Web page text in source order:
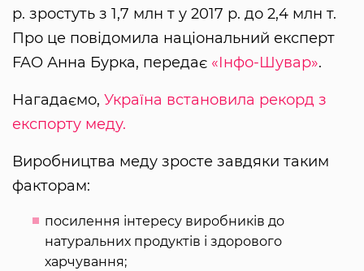
р. зростуть з 1,7 млн т у 2017 р. до 2,4 млн т.
Про це повідомила національний експерт
FAO Анна Бурка, передає «Інфо-Шувар».
Нагадаємо, Україна встановила рекорд з
експорту меду.
Виробництва меду зросте завдяки таким
факторам:
посилення інтересу виробників до
натуральних продуктів і здорового
харчування;